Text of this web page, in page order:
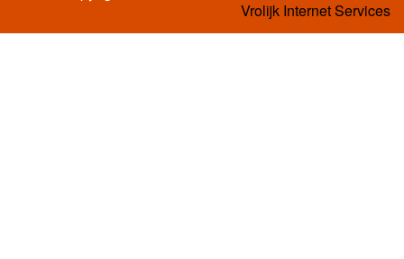
Vrolijk Internet Services